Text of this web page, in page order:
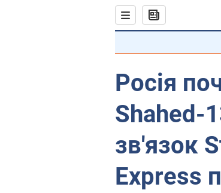
Росія
Shahed-
зв'язок
Express